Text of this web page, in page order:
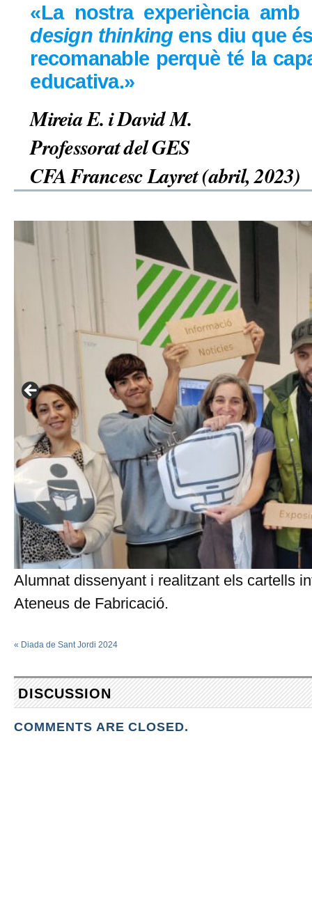
«La nostra experiència
design thinkingens diu que
recomanable perquè té la
educativa.»
Mireia E. i David M.
Professorat del GES
CFA Francesc Layret (abril, 2023)
Alumnat dissenyant i realitzant els cartells
Ateneus de Fabricació.
« Diada de Sant Jordi 2024
DISCUSSION
COMMENTS ARE CLOSED.